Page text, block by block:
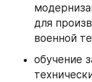
для
военной
обучение